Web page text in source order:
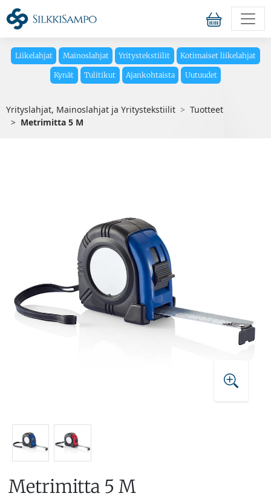
Liikelahjat Mainoslahjat Yritystekstiilit Kotimaiset liikelahjat
Kynät Tulitikut Ajankohtaista Uutuudet
Yrityslahjat, Mainoslahjat ja Yritystekstiilit
Tuotteet
Metrimitta 5 M
Metrimitta 5 M